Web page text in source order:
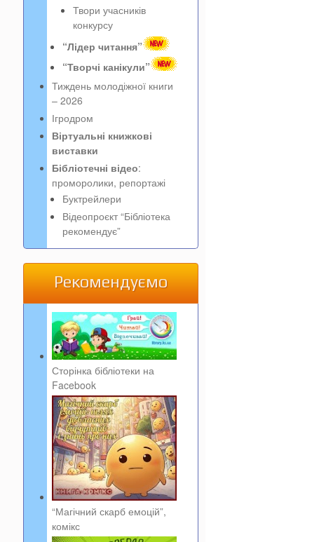
Твори учасників
конкурсу
“Лідер читання”
“Творчі канікули”
Тиждень молодіжної книги
– 2026
Ігродром
Віртуальні книжкові
виставки
Бібліотечні відео:
проморолики, репортажі
Буктрейлери
Відеопроєкт “Бібліотека
рекомендує”
Рекомендуємо
Сторінка бібліотеки на
Facebook
“Магічний скарб емоцій”,
комікс